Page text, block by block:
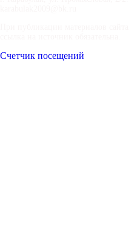
Счетчик посещений